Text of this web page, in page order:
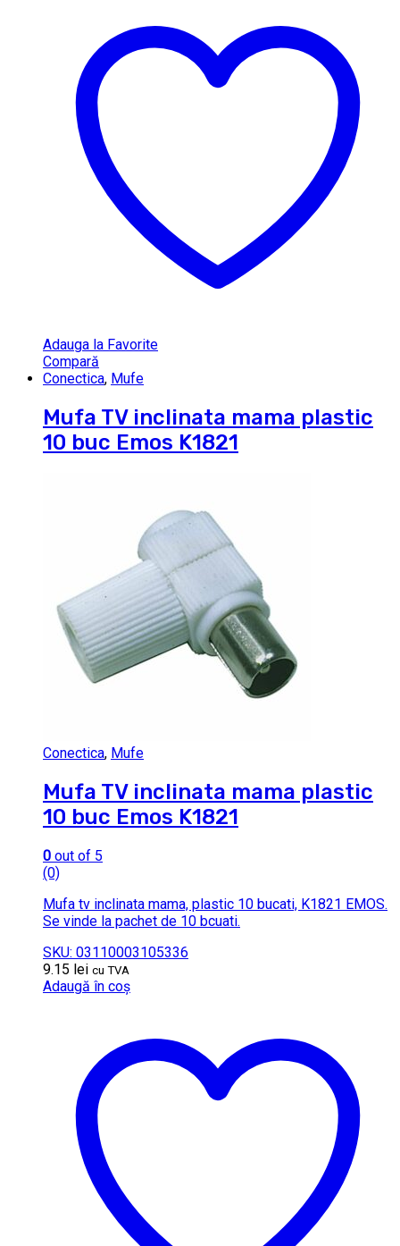
Adauga la Favorite
Compară
Conectica, Mufe
Mufa TV inclinata mama plastic
10 buc Emos K1821
Conectica, Mufe
Mufa TV inclinata mama plastic
10 buc Emos K1821
0 out of 5
(0)
Mufa tv inclinata mama, plastic 10 bucati, K1821 EMOS.
Se vinde la pachet de 10 bcuati.
SKU: 03110003105336
9.15 lei cu TVA
Adaugă în coș